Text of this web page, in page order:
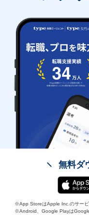
無料ダ
※App StoreはApple Inc.のサービ
※Android、Google Playは